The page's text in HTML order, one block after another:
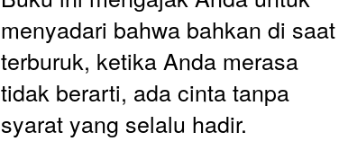
menyadari bahwa bahkan di saat
terburuk, ketika Anda merasa
tidak berarti, ada cinta tanpa
syarat yang selalu hadir.